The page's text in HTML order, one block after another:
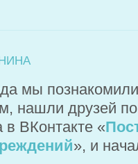
мы
нашли друзей
в ВКонтакте «
», и